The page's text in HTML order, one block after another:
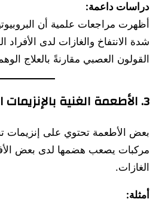
دراسات داعمة:
أظهرت مراجعات علمية أن
شدة الانتفاخ والغازات لدى الأفراد
القولون العصبي مقارنةً بالعلاج
3. الأطعمة الغنية بالإنزيمات الهاضمة
بعض الأطعمة تحتوي على إنزيمات
مركبات يصعب هضمها لدى بعض
الغازات.
أمثلة: